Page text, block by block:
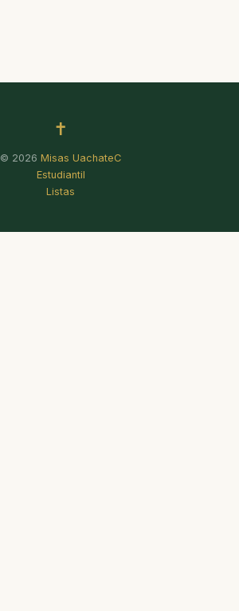
✝
© 2026 Misas UachateC
Estudiantil
Listas